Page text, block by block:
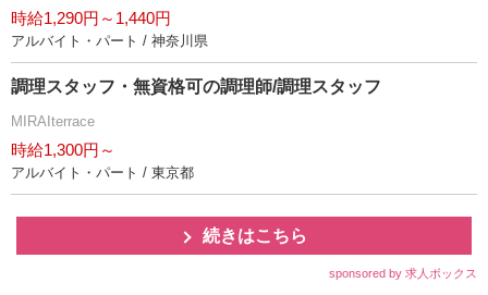
時給1,290円～1,440円
アルバイト・パート / 神奈川県
調理スタッフ・無資格可の調理師/調理スタッフ
MIRAIterrace
時給1,300円～
アルバイト・パート / 東京都
続きはこちら
sponsored by 求人ボックス